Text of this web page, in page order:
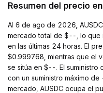
Resumen del precio
Al 6 de ago de 2026,
mercado total de $--, lo que
en las últimas 24 horas. El
$0.999768, mientras que el
se sitúa en $--. El suministro
con un suministro máximo
mercado, AUSDC ocupa el